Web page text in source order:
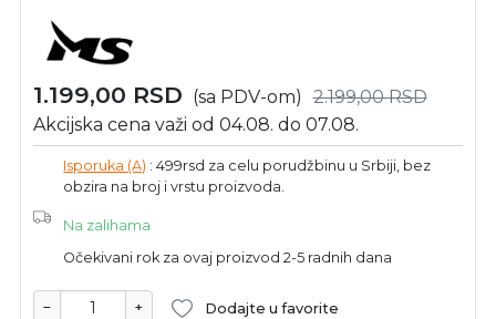
1.199,00 RSD (sa PDV-om) 2.199,00RSD
Akcijska cena važi od 04.08. do 07.08.
Isporuka (A) : 499rsd za celu porudžbinu u Srbiji, bez
obzira na broj i vrstu proizvoda.
Na zalihama
Očekivani rok za ovaj proizvod 2-5 radnih dana
− + Dodajte u favorite